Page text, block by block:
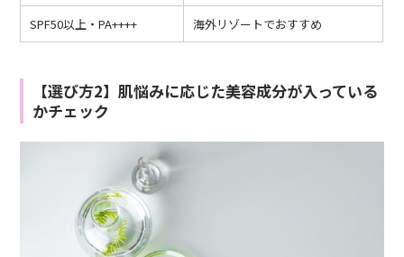
SPF50以上・PA++++ 海外リゾートでおすすめ
【選び方2】肌悩みに応じた美容成分が入っている
かチェック